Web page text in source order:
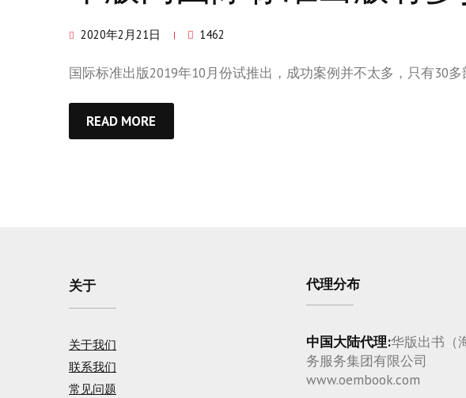
2020年2月21日 1462
国际标准出版2019年10月份试推出，成功案例并不太多，只有30
READ MORE
关于
关于我们
联系我们
常见问题
代理分布
中国大陆代理:华版出书（
务服务集团有限公司
www.oembook.com